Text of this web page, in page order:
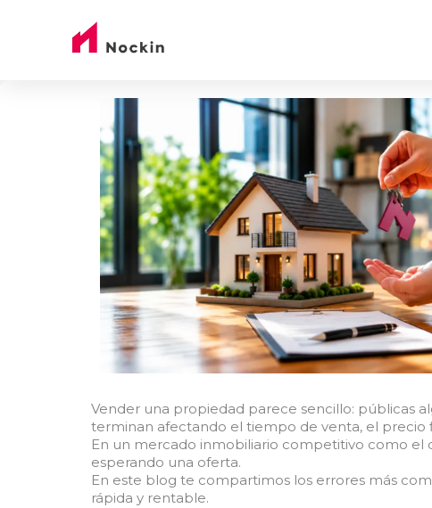
Vender una propiedad parece sencillo: públicas
terminan afectando el tiempo de venta, el
En un mercado inmobiliario competitivo como el
esperando una oferta.
En este blog te compartimos los errores más
rápida y rentable.